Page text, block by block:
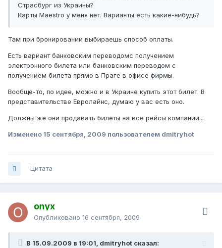
Страсбург из Украины?
Карты Maestro у меня нет. Варианты есть какие-нибудь?
Там при бронировании выбираешь способ оплаты.
Есть вариант банковским переводомс получением
электронного билета или банковским переводом с
получением билета прямо в Праге в офисе фирмы.
Вообще-то, по идее, можно и в Украине купить этот билет. В
представительстве Евролайнс, думаю у вас есть оно.
Должны же они продавать билеты на все рейсы компании...
Изменено 15 сентября, 2009 пользователем dmitryhot
Цитата
onyx
Опубликовано 16 сентября, 2009
В 15.09.2009 в 19:01, dmitryhot сказал: